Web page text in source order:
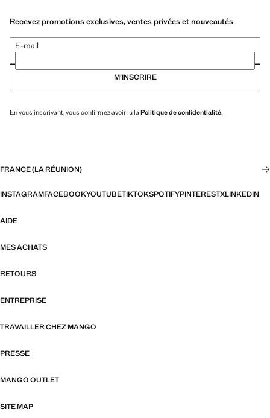
Recevez promotions exclusives, ventes privées et nouveautés
E-mail
M’INSCRIRE
En vous inscrivant, vous confirmez avoir lu la Politique de confidentialité.
FRANCE (LA RÉUNION)
INSTAGRAMFACEBOOKYOUTUBETIKTOKSPOTIFYPINTERESTXLINKEDIN
AIDE
MES ACHATS
RETOURS
ENTREPRISE
TRAVAILLER CHEZ MANGO
PRESSE
MANGO OUTLET
SITE MAP